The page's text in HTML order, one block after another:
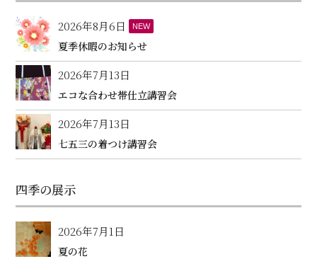
2026年8月6日 NEW
夏季休暇のお知らせ
2026年7月13日
エコな合わせ帯仕立講習会
2026年7月13日
七五三の着つけ講習会
四季の展示
2026年7月1日
夏の花